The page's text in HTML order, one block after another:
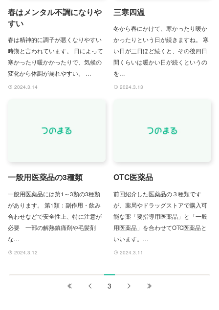
春はメンタル不調になりや
すい
春は精神的に調子が悪くなりやすい
時期と言われています。 日によって
寒かったり暖かかったりで、気候の
変化から体調が崩れやすい。 …
2024.3.14
三寒四温
冬から春にかけて、寒かったり暖か
かったりという日が続きますね。 寒
い日が三日ほど続くと、その後四日
間くらいは暖かい日が続くというの
を…
2024.3.13
一般用医薬品の3種類
一般用医薬品には第1～3類の3種類
があります。 第1類：副作用・飲み
合わせなどで安全性上、特に注意が
必要 一部の解熱鎮痛剤や毛髪剤
な…
2024.3.12
OTC医薬品
前回紹介した医薬品の３種類です
が、薬局やドラッグストアで購入可
能な薬「要指導用医薬品」と「一般
用医薬品」を合わせてOTC医薬品と
いいます。…
2024.3.11
3